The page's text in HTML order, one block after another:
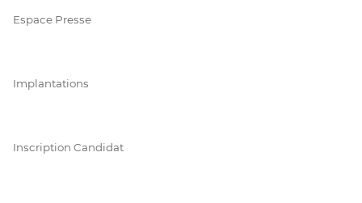
Espace Presse
Implantations
Inscription Candidat